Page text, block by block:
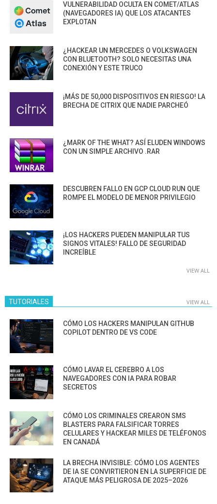
VULNERABILIDAD OCULTA EN COMET/ATLAS
(NAVEGADORES IA) QUE LOS ATACANTES
EXPLOTAN
¿HACKEAR UN MERCEDES O VOLKSWAGEN
CON BLUETOOTH? SOLO NECESITAS UNA
CONEXIÓN Y ESTE TRUCO
¡MÁS DE 50,000 DISPOSITIVOS EN RIESGO! LA
BRECHA DE CITRIX QUE NADIE PARCHEÓ
¿MARK OF THE WHAT? ASÍ ELUDEN WINDOWS
CON UN SIMPLE ARCHIVO .RAR
DESCUBREN FALLO EN GCP CLOUD RUN QUE
ROMPE EL MODELO DE MENOR PRIVILEGIO
¡LOS HACKERS PUEDEN MANIPULAR TUS
SIGNOS VITALES! FALLO DE SEGURIDAD
INCREÍBLE
VIEW ALL
TUTORIALES VIEW ALL
CÓMO LOS HACKERS MANIPULAN GITHUB
COPILOT DENTRO DE VS CODE
CÓMO LAVAR EL CEREBRO A LOS
NAVEGADORES CON IA PARA ROBAR
SECRETOS
CÓMO LOS CRIMINALES CREARON SMS
BLASTERS PARA FALSIFICAR TORRES
CELULARES Y HACKEAR MILES DE TELÉFONOS
EN CANADÁ
LA BRECHA INVISIBLE: CÓMO LOS AGENTES
DE IA SE CONVIRTIERON EN LA SUPERFICIE DE
ATAQUE MÁS PELIGROSA DE 2025–2026